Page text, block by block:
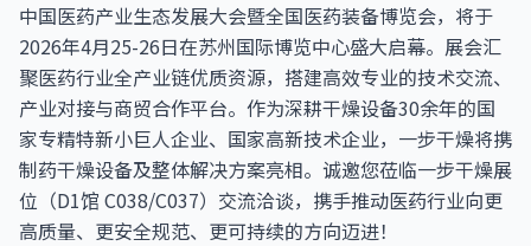
中国医药产业生态发展大会暨全国医药装备博览会，将于
2026年4月25-26日在苏州国际博览中心盛大启幕。展会汇
聚医药行业全产业链优质资源，搭建高效专业的技术交流、
产业对接与商贸合作平台。作为深耕干燥设备30余年的国
家专精特新小巨人企业、国家高新技术企业，一步干燥将携
制药干燥设备及整体解决方案亮相。诚邀您莅临一步干燥展
位（D1馆 C038/C037）交流洽谈，携手推动医药行业向更
高质量、更安全规范、更可持续的方向迈进！